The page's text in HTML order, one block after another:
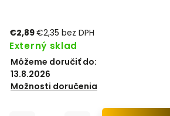
€2,89€2,35 bez DPH
Externý sklad
Môžeme doručiť do:
13.8.2026
Možnosti doručenia